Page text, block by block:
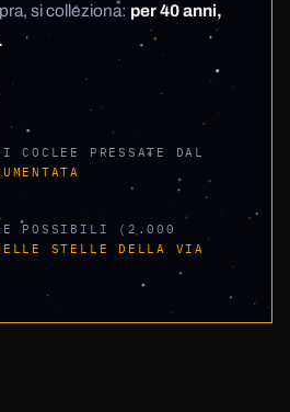
si colleziona: per 40 anni,
PRESSATE DAL
POSSIBILI (2.000
STELLE DELLA VIA